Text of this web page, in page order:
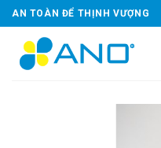
Skip
to
content
AN TOÀN ĐỂ THỊNH VƯỢNG